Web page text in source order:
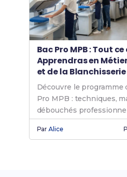
Bac Pro MPB : Tout
Apprendras en
et de la Blanchisserie
Découvre le programme
Pro MPB : techniques,
débouchés
3 ans.
ParAlice